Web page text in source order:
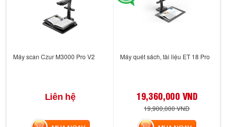
Máy scan Czur M3000 Pro V2
Liên hệ
Máy quét sách, tài liệu ET 18 Pro
19,360,000 VND
19,900,000 VND